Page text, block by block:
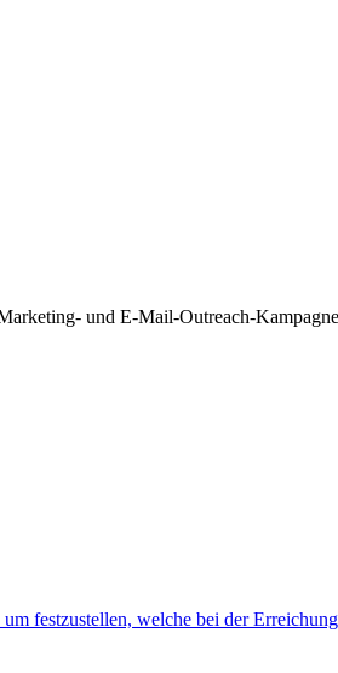
und E-Mail-Outreach-
festzustellen, welche bei der